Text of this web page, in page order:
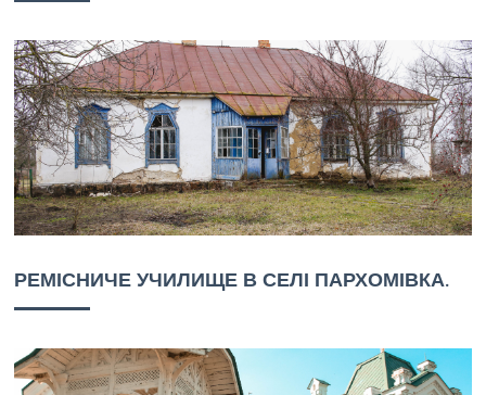
РЕМІСНИЧЕ УЧИЛИЩЕ В СЕЛІ ПАРХОМІВКА.